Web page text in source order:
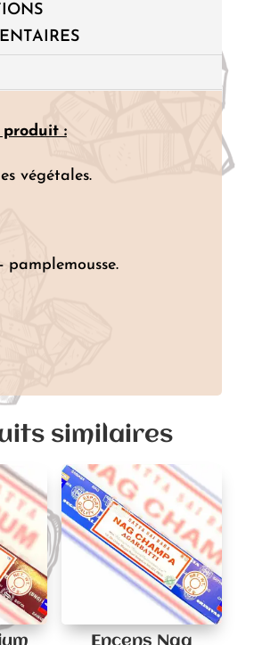
:
végétales.
pamplemousse.
similaires